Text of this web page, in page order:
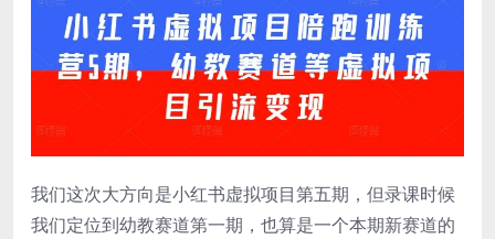
我们这次大方向是小红书虚拟项目第五期，但录课时候
我们定位到幼教赛道第一期，也算是一个本期新赛道的